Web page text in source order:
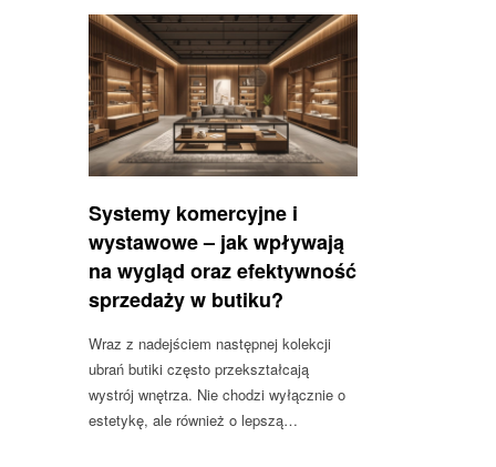
Systemy komercyjne i
wystawowe – jak wpływają
na wygląd oraz efektywność
sprzedaży w butiku?
Wraz z nadejściem następnej kolekcji
ubrań butiki często przekształcają
wystrój wnętrza. Nie chodzi wyłącznie o
estetykę, ale również o lepszą…